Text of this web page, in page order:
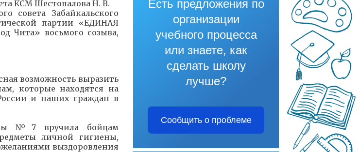
КСМ Шестопалова Н. В.
совета Забайкальского
партии «ЕДИНАЯ
Чита» восьмого созыва,
возможность выразить
которые находятся на
и наших граждан в
№7 вручила бойцам
личной гигиены,
выздоровления
Есть предложения по
организации
учебного процесса
или знаете, как
сделать школу
лучше?
Сообщить о проблеме